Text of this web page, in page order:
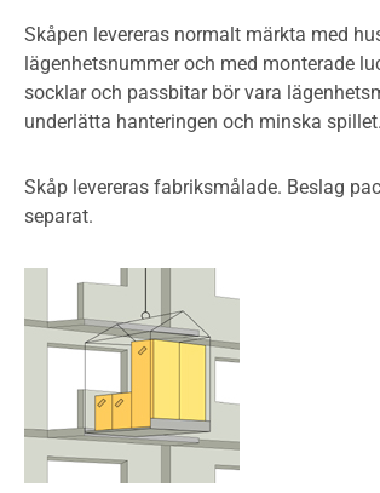
Skåpen levereras normalt märkta med
lägenhetsnummer och med monterade
socklar och passbitar bör vara
underlätta hanteringen och minska spillet.
Skåp levereras fabriksmålade. Beslag
separat.